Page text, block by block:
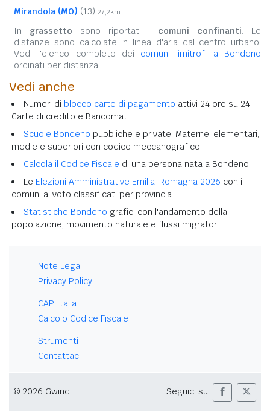
Mirandola (MO) (13) 27,2km
In grassetto sono riportati i comuni confinanti. Le
distanze sono calcolate in linea d'aria dal centro urbano.
Vedi l'elenco completo dei comuni limitrofi a Bondeno
ordinati per distanza.
Vedi anche
Numeri di blocco carte di pagamento attivi 24 ore su 24.
Carte di credito e Bancomat.
Scuole Bondeno pubbliche e private. Materne, elementari,
medie e superiori con codice meccanografico.
Calcola il Codice Fiscale di una persona nata a Bondeno.
Le Elezioni Amministrative Emilia-Romagna 2026 con i
comuni al voto classificati per provincia.
Statistiche Bondeno grafici con l'andamento della
popolazione, movimento naturale e flussi migratori.
Note Legali
Privacy Policy
CAP Italia
Calcolo Codice Fiscale
Strumenti
Contattaci
© 2026 Gwind Seguici su